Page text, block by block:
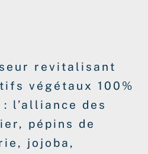
revitalisant
végétaux 100%
l’alliance des
pépins de
jojoba,